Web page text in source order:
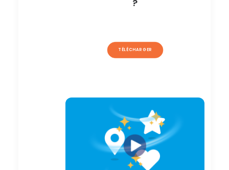
?
TÉLÉCHARGER